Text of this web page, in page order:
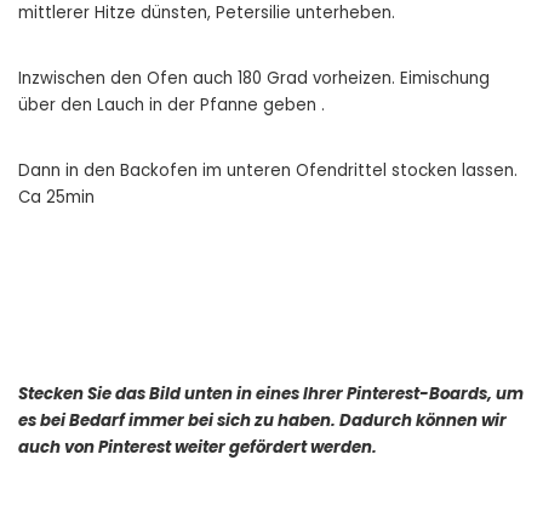
mittlerer Hitze dünsten, Petersilie unterheben.
Inzwischen den Ofen auch 180 Grad vorheizen. Eimischung
über den Lauch in der Pfanne geben .
Dann in den Backofen im unteren Ofendrittel stocken lassen.
Ca 25min
Stecken Sie das Bild unten in eines Ihrer Pinterest-Boards, um
es bei Bedarf immer bei sich zu haben. Dadurch können wir
auch von Pinterest weiter gefördert werden.